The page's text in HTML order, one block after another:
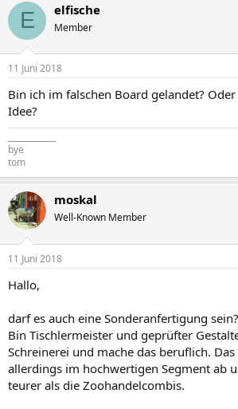
E elfische
Member
11 Juni 2018
Bin ich im falschen Board gelandet?
Idee?
bye
tom
moskal
Well-Known Member
11 Juni 2018
Hallo,
darf es auch eine Sonderanfertigung sein?
Bin Tischlermeister und geprüfter
Schreinerei und mache das beruflich.
allerdings im hochwertigen Segment ab
teurer als die Zoohandelcombis.